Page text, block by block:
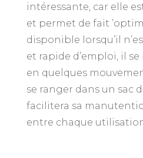
intéressante, car elle
et permet de fait
disponible lorsqu’il
et rapide d’emploi, il
en quelques
se ranger dans un sac
facilitera sa
entre chaque